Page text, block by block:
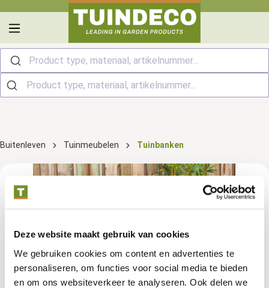
Deze website maakt gebruik van cookies
We gebruiken cookies om content en advertenties te
personaliseren, om functies voor social media te bieden
en om ons websiteverkeer te analyseren. Ook delen we
Product type, materiaal, artikelnummer...
Buitenleven Tuinmeubelen Tuinbanken